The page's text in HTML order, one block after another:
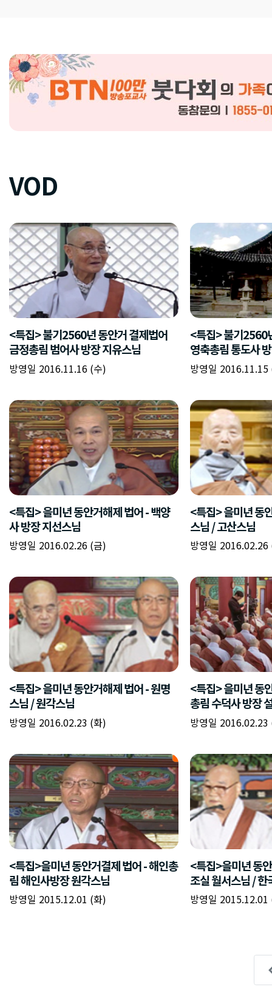
VOD
<특집> 불기2560년 동안거 결제법어
금정총림 범어사 방장 지유스님
방영일 2016.11.16 (수)
<특집> 불기2560
영축총림 통도사
방영일 2016.11.15
<특집> 을미년 동안거해제 법어 - 백양
사 방장 지선스님
방영일 2016.02.26 (금)
<특집> 을미년 동
스님 / 고산스님
방영일 2016.02.26
<특집> 을미년 동안거해제 법어 - 원명
스님 / 원각스님
방영일 2016.02.23 (화)
<특집> 을미년 동
총림 수덕사 방장
방영일 2016.02.23
<특집>을미년 동안거결제 법어 - 해인총
림 해인사방장 원각스님
방영일 2015.12.01 (화)
<특집>을미년 동
조실 월서스님 / 한
방영일 2015.12.01